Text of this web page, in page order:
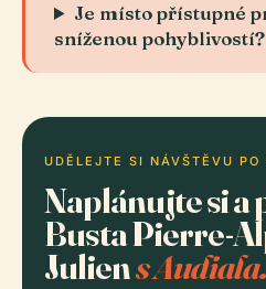
Je místo přístupné
sníženou pohyblivostí?
UDĚLEJTE SI NÁVŠTĚVU PO
Naplánujte si a
Busta Pierre-
Juliens